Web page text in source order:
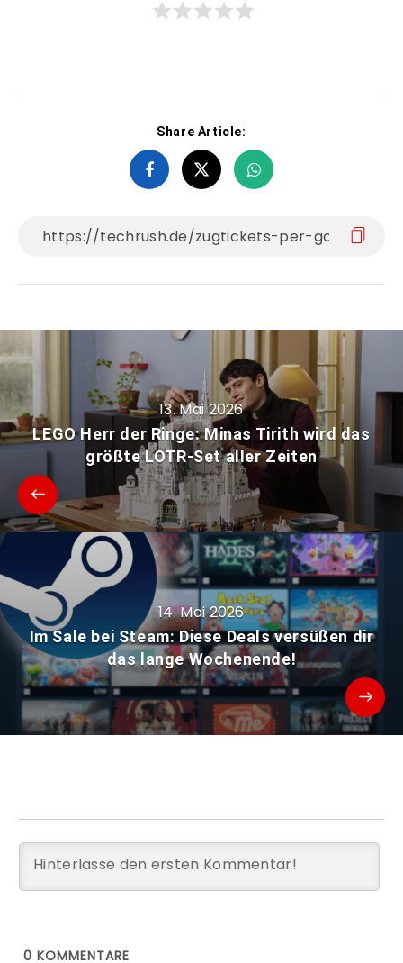
Share Article:
13. Mai 2026
LEGO Herr der Ringe: Minas Tirith wird das
größte LOTR-Set aller Zeiten
14. Mai 2026
Im Sale bei Steam: Diese Deals versüßen dir
das lange Wochenende!
0 KOMMENTARE